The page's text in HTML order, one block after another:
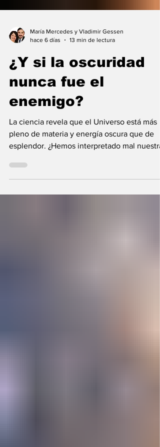
¿Y si la oscuridad
nunca fue el
enemigo?
La ciencia revela que el Universo está más
pleno de materia y energía oscura que de
esplendor. ¿Hemos interpretado mal